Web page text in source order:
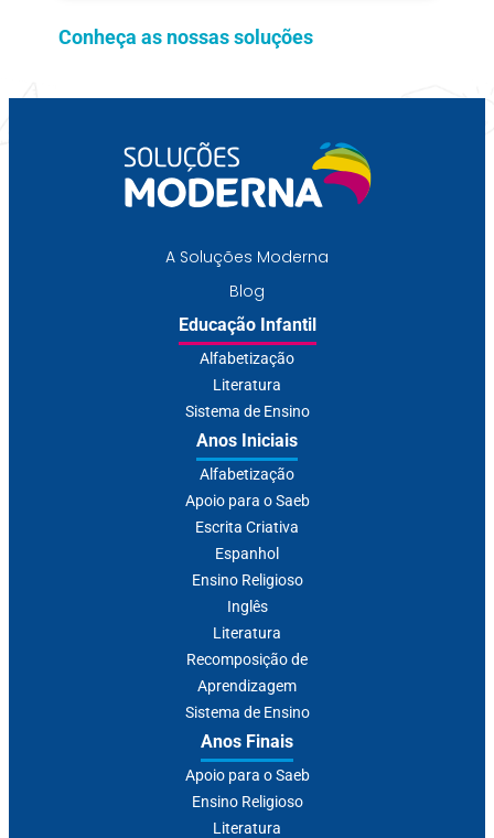
Conheça as nossas soluções
A Soluções Moderna
Blog
Educação Infantil
Alfabetização
Literatura
Sistema de Ensino
Anos Iniciais
Alfabetização
Apoio para o Saeb
Escrita Criativa
Espanhol
Ensino Religioso
Inglês
Literatura
Recomposição de
Aprendizagem
Sistema de Ensino
Anos Finais
Apoio para o Saeb
Ensino Religioso
Literatura